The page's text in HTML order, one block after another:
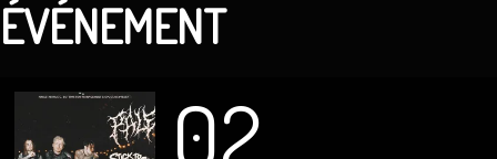
ÉVÉNEMENT
02